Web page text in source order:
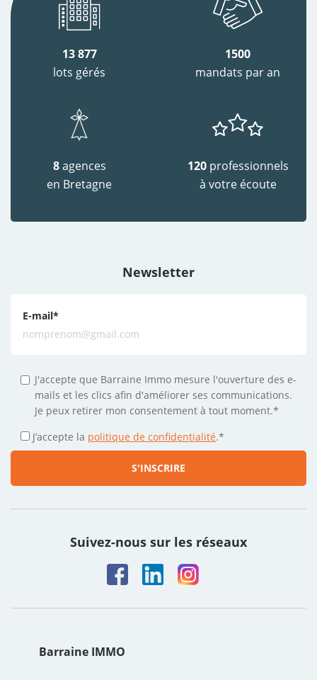
13 877
lots gérés
1500
mandats par an
8agences
en Bretagne
120 professionnels
à votre écoute
Barraine IMMO
Newsletter
E-mail*
J'accepte que Barraine Immo mesure l'ouverture des e-
mails et les clics afin d'améliorer ses communications.
Je peux retirer mon consentement à tout moment.*
J’accepte la politique de confidentialité.*
Suivez-nous sur les réseaux